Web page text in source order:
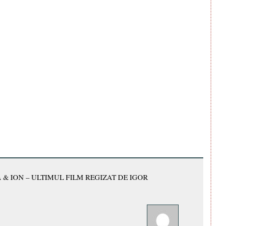
& ION – ULTIMUL FILM REGIZAT DE IGOR